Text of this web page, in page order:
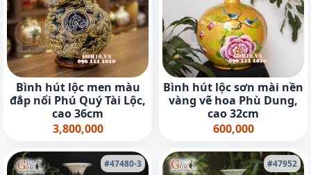
Bình hút lộc men màu
đắp nổi Phú Quý Tài Lộc,
cao 36cm
3,800,000
Bình hút lộc sơn mài nền
vàng vẽ hoa Phù Dung,
cao 32cm
600,000
#47480-3 #47952